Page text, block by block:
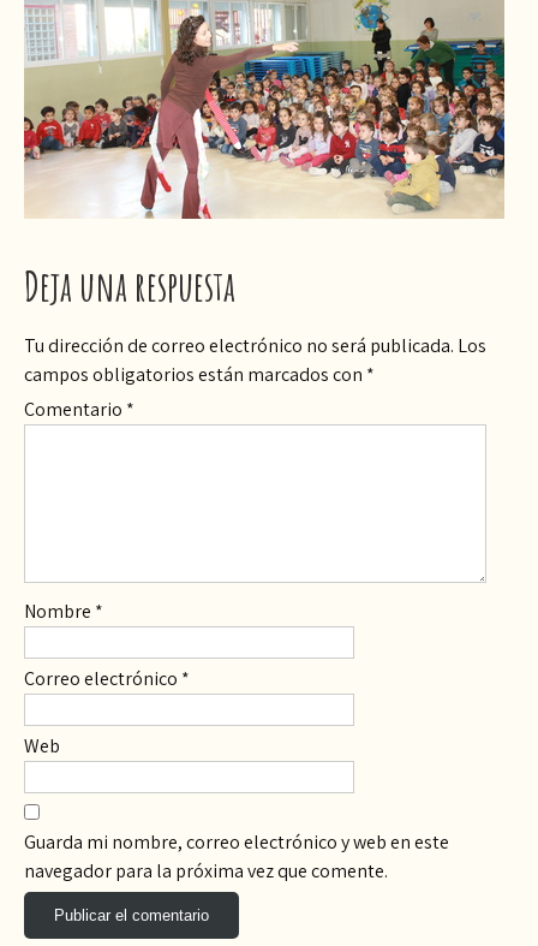
Deja una respuesta
Tu dirección de correo electrónico no será publicada. Los
campos obligatorios están marcados con *
Comentario *
Nombre *
Correo electrónico *
Web
Guarda mi nombre, correo electrónico y web en este
navegador para la próxima vez que comente.